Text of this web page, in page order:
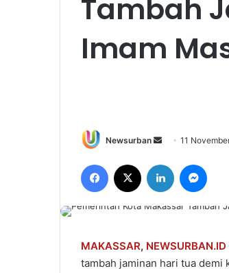
Tambah
Imam
Newsurban
Send
email
11
Facebook LinkedIn
MAKASSAR, NEWSURBAN.ID
tambah jaminan hari tua